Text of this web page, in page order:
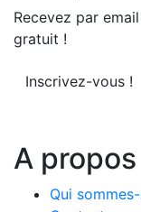
Recevez par
gratuit !
Inscrivez-vous !
A propos
Qui